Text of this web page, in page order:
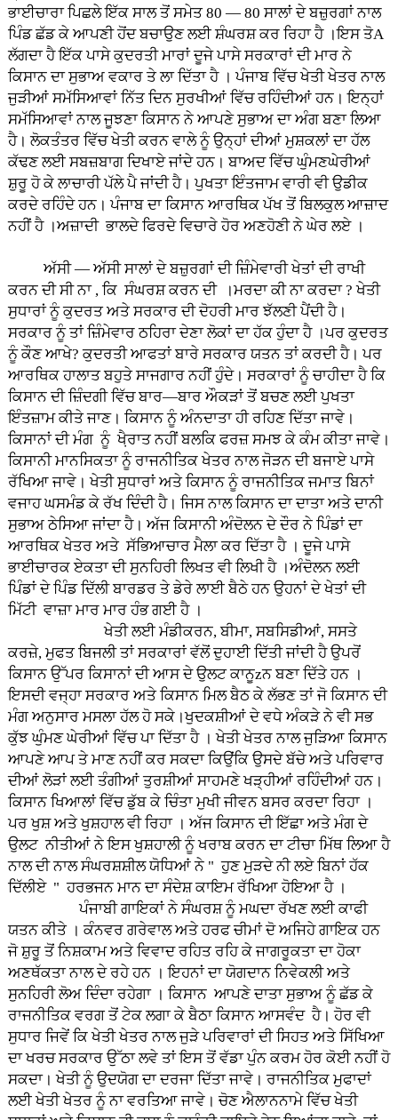
ਭਾਈਚਾਰਾ ਪਿਛਲੇ ਇੱਕ ਸਾਲ ਤੋਂ ਸਮੇਤ 80 — 80 ਸਾਲਾਂ ਦੇ ਬਜ਼ੁਰਗਾਂ ਨਾਲ
ਪਿੰਡ ਛੱਡ ਕੇ ਆਪਣੀ ਹੋਂਦ ਬਚਾਉਣ ਲਈ ਸ਼ੰਘਰਸ਼ ਕਰ ਰਿਹਾ ਹੈ ।ਇਸ ਤੋA
ਲੱਗਦਾ ਹੈ ਇੱਕ ਪਾਸੇ ਕੁਦਰਤੀ ਮਾਰਾਂ ਦੂਜੇ ਪਾਸੇ ਸਰਕਾਰਾਂ ਦੀ ਮਾਰ ਨੇ
ਕਿਸਾਨ ਦਾ ਸੁਭਾਅ ਵਕਾਰ ਤੇ ਲਾ ਦਿੱਤਾ ਹੈ । ਪੰਜਾਬ ਵਿੱਚ ਖੇਤੀ ਖੇਤਰ ਨਾਲ
ਜੁੜੀਆਂ ਸਮੱਸਿਆਵਾਂ ਨਿੱਤ ਦਿਨ ਸੁਰਖੀਆਂ ਵਿੱਚ ਰਹਿੰਦੀਆਂ ਹਨ। ਇਨ੍ਹਾਂ
ਸਮੱਸਿਆਵਾਂ ਨਾਲ ਜੂਝਣਾ ਕਿਸਾਨ ਨੇ ਆਪਣੇ ਸੁਭਾਅ ਦਾ ਅੰਗ ਬਣਾ ਲਿਆ
ਹੈ। ਲੋਕਤੰਤਰ ਵਿੱਚ ਖੇਤੀ ਕਰਨ ਵਾਲੇ ਨੂੰ ਉਨ੍ਹਾਂ ਦੀਆਂ ਮੁਸ਼ਕਲਾਂ ਦਾ ਹੱਲ
ਕੱਢਣ ਲਈ ਸਬਜ਼ਬਾਗ ਦਿਖਾਏ ਜਾਂਦੇ ਹਨ। ਬਾਅਦ ਵਿੱਚ ਘੁੰਮਣਘੇਰੀਆਂ
ਸ਼ੁਰੂ ਹੋ ਕੇ ਲਾਚਾਰੀ ਪੱਲੇ ਪੈ ਜਾਂਦੀ ਹੈ। ਪੁਖਤਾ ਇੰਤਜਾਮ ਵਾਰੀ ਵੀ ਉਡੀਕ
ਕਰਦੇ ਰਹਿੰਦੇ ਹਨ। ਪੰਜਾਬ ਦਾ ਕਿਸਾਨ ਆਰਥਿਕ ਪੱਖ ਤੋਂ ਬਿਲਕੁਲ ਆਜ਼ਾਦ
ਨਹੀਂ ਹੈ ।ਅਜ਼ਾਦੀ ਭਾਲਦੇ ਫਿਰਦੇ ਵਿਚਾਰੇ ਹੋਰ ਅਣਹੋਣੀ ਨੇ ਘੇਰ ਲਏ ।
ਅੱਸੀ — ਅੱਸੀ ਸਾਲਾਂ ਦੇ ਬਜ਼ੁਰਗਾਂ ਦੀ ਜ਼ਿੰਮੇਵਾਰੀ ਖੇਤਾਂ ਦੀ ਰਾਖੀ
ਕਰਨ ਦੀ ਸੀ ਨਾ , ਕਿ ਸੰਘਰਸ਼ ਕਰਨ ਦੀ ।ਮਰਦਾ ਕੀ ਨਾ ਕਰਦਾ ? ਖੇਤੀ
ਸੁਧਾਰਾਂ ਨੂੰ ਕੁਦਰਤ ਅਤੇ ਸਰਕਾਰ ਦੀ ਦੋਹਰੀ ਮਾਰ ਝੱਲਣੀ ਪੈਂਦੀ ਹੈ।
ਸਰਕਾਰ ਨੂੰ ਤਾਂ ਜ਼ਿੰਮੇਵਾਰ ਠਹਿਰਾ ਦੇਣਾ ਲੋਕਾਂ ਦਾ ਹੱਕ ਹੁੰਦਾ ਹੈ ।ਪਰ ਕੁਦਰਤ
ਨੂੰ ਕੌਣ ਆਖੇ? ਕੁਦਰਤੀ ਆਫਤਾਂ ਬਾਰੇ ਸਰਕਾਰ ਯਤਨ ਤਾਂ ਕਰਦੀ ਹੈ। ਪਰ
ਆਰਥਿਕ ਹਾਲਾਤ ਬਹੁਤੇ ਸਾਜਗਾਰ ਨਹੀਂ ਹੁੰਦੇ। ਸਰਕਾਰਾਂ ਨੂੰ ਚਾਹੀਦਾ ਹੈ ਕਿ
ਕਿਸਾਨ ਦੀ ਜ਼ਿੰਦਗੀ ਵਿੱਚ ਬਾਰ—ਬਾਰ ਔਕੜਾਂ ਤੋਂ ਬਚਣ ਲਈ ਪੁਖਤਾ
ਇੰਤਜ਼ਾਮ ਕੀਤੇ ਜਾਣ। ਕਿਸਾਨ ਨੂੰ ਅੰਨਦਾਤਾ ਹੀ ਰਹਿਣ ਦਿੱਤਾ ਜਾਵੇ।
ਕਿਸਾਨਾਂ ਦੀ ਮੰਗ ਨੂੰ ਖੈ਼ਰਾਤ ਨਹੀਂ ਬਲਕਿ ਫਰਜ਼ ਸਮਝ ਕੇ ਕੰਮ ਕੀਤਾ ਜਾਵੇ।
ਕਿਸਾਨੀ ਮਾਨਸਿਕਤਾ ਨੂੰ ਰਾਜਨੀਤਿਕ ਖੇਤਰ ਨਾਲ ਜੋੜਨ ਦੀ ਬਜਾਏ ਪਾਸੇ
ਰੱਖਿਆ ਜਾਵੇ। ਖੇਤੀ ਸੁਧਾਰਾਂ ਅਤੇ ਕਿਸਾਨ ਨੂੰ ਰਾਜਨੀਤਿਕ ਜਮਾਤ ਬਿਨਾਂ
ਵਜਾਹ ਘਸਮੰਡ ਕੇ ਰੱਖ ਦਿੰਦੀ ਹੈ। ਜਿਸ ਨਾਲ ਕਿਸਾਨ ਦਾ ਦਾਤਾ ਅਤੇ ਦਾਨੀ
ਸੁਭਾਅ ਠੇਸਿਆ ਜਾਂਦਾ ਹੈ। ਅੱਜ ਕਿਸਾਨੀ ਅੰਦੋਲਨ ਦੇ ਦੌਰ ਨੇ ਪਿੰਡਾਂ ਦਾ
ਆਰਥਿਕ ਖੇਤਰ ਅਤੇ ਸੱਭਿਆਚਾਰ ਮੈਲਾ ਕਰ ਦਿੱਤਾ ਹੈ । ਦੂਜੇ ਪਾਸੇ
ਭਾਈਚਾਰਕ ਏਕਤਾ ਦੀ ਸੁਨਹਿਰੀ ਲਿਖਤ ਵੀ ਲਿਖੀ ਹੈ ।ਅੰਦੋਲਨ ਲਈ
ਪਿੰਡਾਂ ਦੇ ਪਿੰਡ ਦਿੱਲੀ ਬਾਰਡਰ ਤੇ ਡੇਰੇ ਲਾਈ ਬੈਠੇ ਹਨ ਉਹਨਾਂ ਦੇ ਖੇਤਾਂ ਦੀ
ਮਿੱਟੀ ਵਾਜ਼ਾ ਮਾਰ ਮਾਰ ਹੰਭ ਗਈ ਹੈ ।
ਖੇਤੀ ਲਈ ਮੰਡੀਕਰਨ, ਬੀਮਾ, ਸਬਸਿਡੀਆਂ, ਸਸਤੇ
ਕਰਜ਼ੇ, ਮੁਫਤ ਬਿਜਲੀ ਤਾਂ ਸਰਕਾਰਾਂ ਵੱਲੋਂ ਦੁਹਾਈ ਦਿੱਤੀ ਜਾਂਦੀ ਹੈ ਉਪਰੋਂ
ਕਿਸਾਨ ਉੱਪਰ ਕਿਸਾਨਾਂ ਦੀ ਆਸ ਦੇ ਉਲਟ ਕਾਨੂzਨ ਬਣਾ ਦਿੱਤੇ ਹਨ ।
ਇਸਦੀ ਵਜ੍ਹਾ ਸਰਕਾਰ ਅਤੇ ਕਿਸਾਨ ਮਿਲ ਬੈਠ ਕੇ ਲੱਭਣ ਤਾਂ ਜੋ ਕਿਸਾਨ ਦੀ
ਮੰਗ ਅਨੁਸਾਰ ਮਸਲਾ ਹੱਲ ਹੋ ਸਕੇ।ਖੁਦਕਸ਼ੀਆਂ ਦੇ ਵਧੇ ਅੰਕੜੇ ਨੇ ਵੀ ਸਭ
ਕੁੱਝ ਘੁੰਮਣ ਘੇਰੀਆਂ ਵਿੱਚ ਪਾ ਦਿੱਤਾ ਹੈ । ਖੇਤੀ ਖੇਤਰ ਨਾਲ ਜੁੜਿਆ ਕਿਸਾਨ
ਆਪਣੇ ਆਪ ਤੇ ਮਾਣ ਨਹੀਂ ਕਰ ਸਕਦਾ ਕਿਉਂਕਿ ਉਸਦੇ ਬੱਚੇ ਅਤੇ ਪਰਿਵਾਰ
ਦੀਆਂ ਲੋੜਾਂ ਲਈ ਤੰਗੀਆਂ ਤੁਰਸ਼ੀਆਂ ਸਾਹਮਣੇ ਖੜ੍ਹੀਆਂ ਰਹਿੰਦੀਆਂ ਹਨ।
ਕਿਸਾਨ ਖਿਆਲਾਂ ਵਿੱਚ ਡੁੱਬ ਕੇ ਚਿੰਤਾ ਮੁਖੀ ਜੀਵਨ ਬਸਰ ਕਰਦਾ ਰਿਹਾ ।
ਪਰ ਖੁਸ਼ ਅਤੇ ਖੁਸ਼ਹਾਲ ਵੀ ਰਿਹਾ । ਅੱਜ ਕਿਸਾਨ ਦੀ ਇੱਛਾ ਅਤੇ ਮੰਗ ਦੇ
ਉਲਟ ਨੀਤੀਆਂ ਨੇ ਇਸ ਖੁਸ਼ਹਾਲੀ ਨੂੰ ਖਰਾਬ ਕਰਨ ਦਾ ਟੀਚਾ ਮਿੱਥ ਲਿਆ ਹੈ
ਨਾਲ ਦੀ ਨਾਲ ਸੰਘਰਸ਼ਸ਼ੀਲ ਯੋਧਿਆਂ ਨੇ " ਹੁਣ ਮੁੜਦੇ ਨੀ ਲਏ ਬਿਨਾਂ ਹੱਕ
ਦਿੱਲੀਏ " ਹਰਭਜਨ ਮਾਨ ਦਾ ਸੰਦੇਸ਼ ਕਾਇਮ ਰੱਖਿਆ ਹੋਇਆ ਹੈ ।
ਪੰਜਾਬੀ ਗਾਇਕਾਂ ਨੇ ਸੰਘਰਸ਼ ਨੂੰ ਮਘਦਾ ਰੱਖਣ ਲਈ ਕਾਫੀ
ਯਤਨ ਕੀਤੇ । ਕੰਨਵਰ ਗਰੇਵਾਲ ਅਤੇ ਹਰਫ ਚੀਮਾਂ ਦੋ ਅਜਿਹੇ ਗਾਇਕ ਹਨ
ਜੋ ਸ਼ੁਰੂ ਤੋਂ ਨਿਸ਼ਕਾਮ ਅਤੇ ਵਿਵਾਦ ਰਹਿਤ ਰਹਿ ਕੇ ਜਾਗਰੂਕਤਾ ਦਾ ਹੋਕਾ
ਅਣਥੱਕਤਾ ਨਾਲ ਦੇ ਰਹੇ ਹਨ । ਇਹਨਾਂ ਦਾ ਯੋਗਦਾਨ ਨਿਵੇਕਲੀ ਅਤੇ
ਸੁਨਹਿਰੀ ਲੋਅ ਦਿੰਦਾ ਰਹੇਗਾ । ਕਿਸਾਨ ਆਪਣੇ ਦਾਤਾ ਸੁਭਾਅ ਨੂੰ ਛੱਡ ਕੇ
ਰਾਜਨੀਤਿਕ ਵਰਗ ਤੋਂ ਟੇਕ ਲਗਾ ਕੇ ਬੈਠਾ ਕਿਸਾਨ ਆਸਵੰਦ ਹੈ। ਹੋਰ ਵੀ
ਸੁਧਾਰ ਜਿਵੇਂ ਕਿ ਖੇਤੀ ਖੇਤਰ ਨਾਲ ਜੁੜੇ ਪਰਿਵਾਰਾਂ ਦੀ ਸਿਹਤ ਅਤੇ ਸਿੱਖਿਆ
ਦਾ ਖਰਚ ਸਰਕਾਰ ਉੱਠਾ ਲਵੇ ਤਾਂ ਇਸ ਤੋਂ ਵੱਡਾ ਪੁੰਨ ਕਰਮ ਹੋਰ ਕੋਈ ਨਹੀਂ ਹੋ
ਸਕਦਾ। ਖੇਤੀ ਨੂੰ ਉਦਯੋਗ ਦਾ ਦਰਜਾ ਦਿੱਤਾ ਜਾਵੇ। ਰਾਜਨੀਤਿਕ ਮੁਫਾਦਾਂ
ਲਈ ਖੇਤੀ ਖੇਤਰ ਨੂੰ ਨਾ ਵਰਤਿਆ ਜਾਵੇ। ਚੋਣ ਐਲਾਨਨਾਮੇ ਵਿੱਚ ਖੇਤੀ